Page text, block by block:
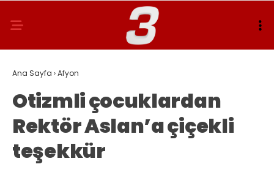
Ana Sayfa ›Afyon
Otizmli çocuklardan
Rektör Aslan’a çiçekli
teşekkür